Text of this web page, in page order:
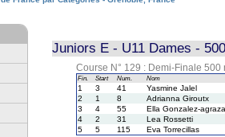
Juniors E - U11 Dames -
Course N° 129 : Demi-Finale 500
Fin. Start Num. Nom
1 3 41
Yasmine Jalel
2
1 8
Adrianna Giroutx
3
4 55
Ella Gonzalez-
4
2 31
Lea Rossetti
5
5 115 Eva Torrecillas